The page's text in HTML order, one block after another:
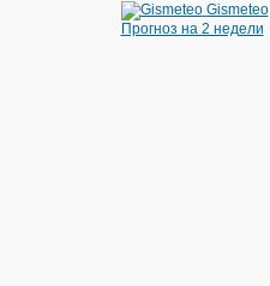
Gismeteo
Прогноз на 2 недели